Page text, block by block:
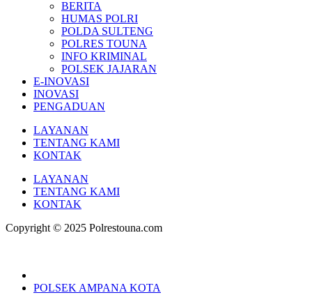
BERITA
HUMAS POLRI
POLDA SULTENG
POLRES TOUNA
INFO KRIMINAL
POLSEK JAJARAN
E-INOVASI
INOVASI
PENGADUAN
LAYANAN
TENTANG KAMI
KONTAK
LAYANAN
TENTANG KAMI
KONTAK
Copyright © 2025 Polrestouna.com
POLSEK AMPANA KOTA